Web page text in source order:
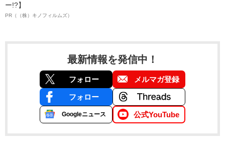
ー!?】
PR（（株）キノフィルムズ）
最新情報を発信中！
フォロー メルマガ登録
フォロー
Googleニュース 公式YouTube